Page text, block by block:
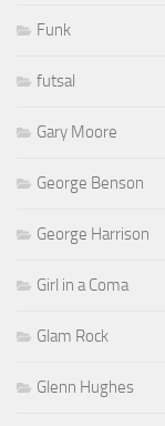
Funk
futsal
Gary Moore
George Benson
George Harrison
Girl in a Coma
Glam Rock
Glenn Hughes